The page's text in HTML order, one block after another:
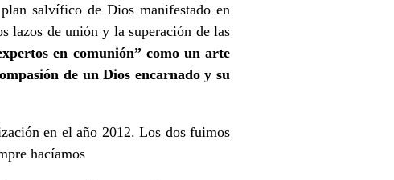
salvífico de Dios manifestado en
lazos de unión y la superación de las
en comunión” como un arte
de un Dios encarnado y su
en el año 2012. Los dos fuimos
hacíamos